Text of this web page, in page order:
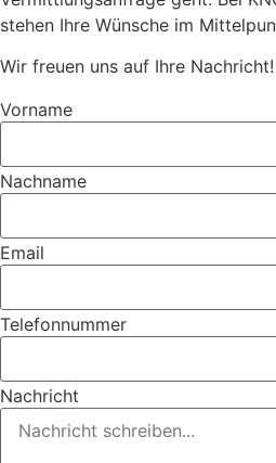
stehen Ihre Wünsche im
Wir freuen uns auf Ihre Nachricht!
Vorname
Nachname
Email
Telefonnummer
Nachricht